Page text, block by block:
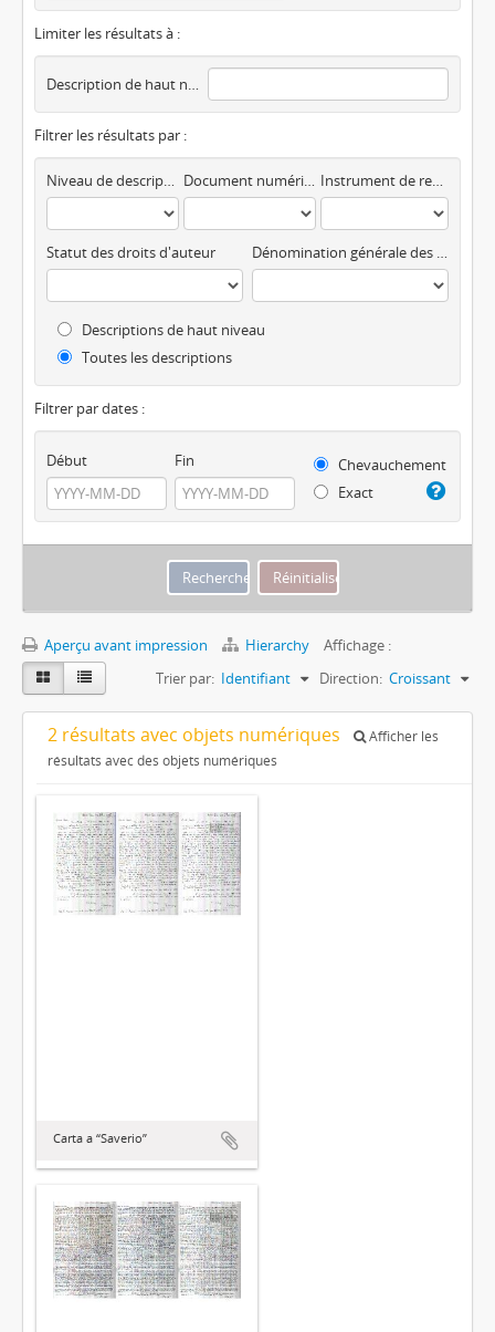
Limiter les résultats à :
Description de haut niveau
Filtrer les résultats par :
Niveau de description Document numérique disponible Instrument de recherche
Statut des droits d'auteur Dénomination générale des documents
Descriptions de haut niveau
Toutes les descriptions
Filtrer par dates :
Début Fin
Chevauchement
Exact
Aperçu avant impression Hierarchy
Affichage :
Trier par: Identifiant Direction: Croissant
2 résultats avec objets numériques
Afficher les
résultats avec des objets numériques
Carta a “Saverio”